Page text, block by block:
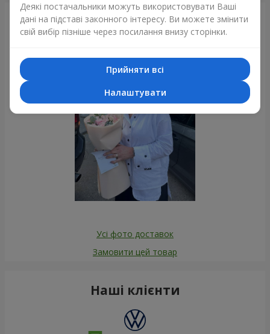
Фотогалерея
Усі фото доставок
Замовити цей товар
Наші клієнти
Деякі постачальники можуть використовувати Ваші
дані на підставі законного інтересу. Ви можете змінити
свій вибір пізніше через посилання внизу сторінки.
Прийняти всі
Налаштувати